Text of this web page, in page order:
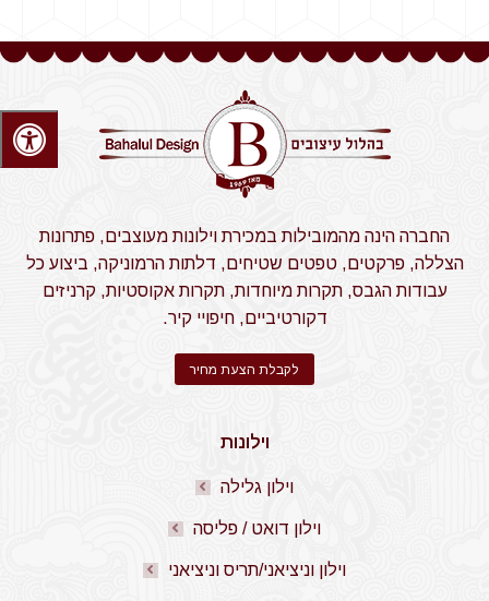
החברה הינה מהמובילות במכירת וילונות מעוצבים, פתרונות
הצללה, פרקטים, טפטים שטיחים, דלתות הרמוניקה, ביצוע כל
עבודות הגבס, תקרות מיוחדות, תקרות אקוסטיות, קרניזים
דקורטיביים, חיפויי קיר.
לקבלת הצעת מחיר
וילונות
וילון גלילה
וילון דואט / פליסה
וילון וניציאני/תריס וניציאני